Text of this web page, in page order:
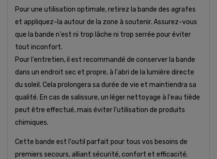
Pour une utilisation optimale, retirez la bande des agrafes
et appliquez-la autour de la zone à soutenir. Assurez-vous
que la bande n'est ni trop lâche ni trop serrée pour éviter
tout inconfort.
Pour l'entretien, il est recommandé de conserver la bande
dans un endroit sec et propre, à l'abri de la lumière directe
du soleil. Cela prolongera sa durée de vie et maintiendra sa
qualité. En cas de salissure, un léger nettoyage à l'eau tiède
peut être effectué, mais éviter l'utilisation de produits
chimiques.
Cette bande est l'outil parfait pour tous vos besoins de
premiers secours, alliant sécurité, confort et efficacité.